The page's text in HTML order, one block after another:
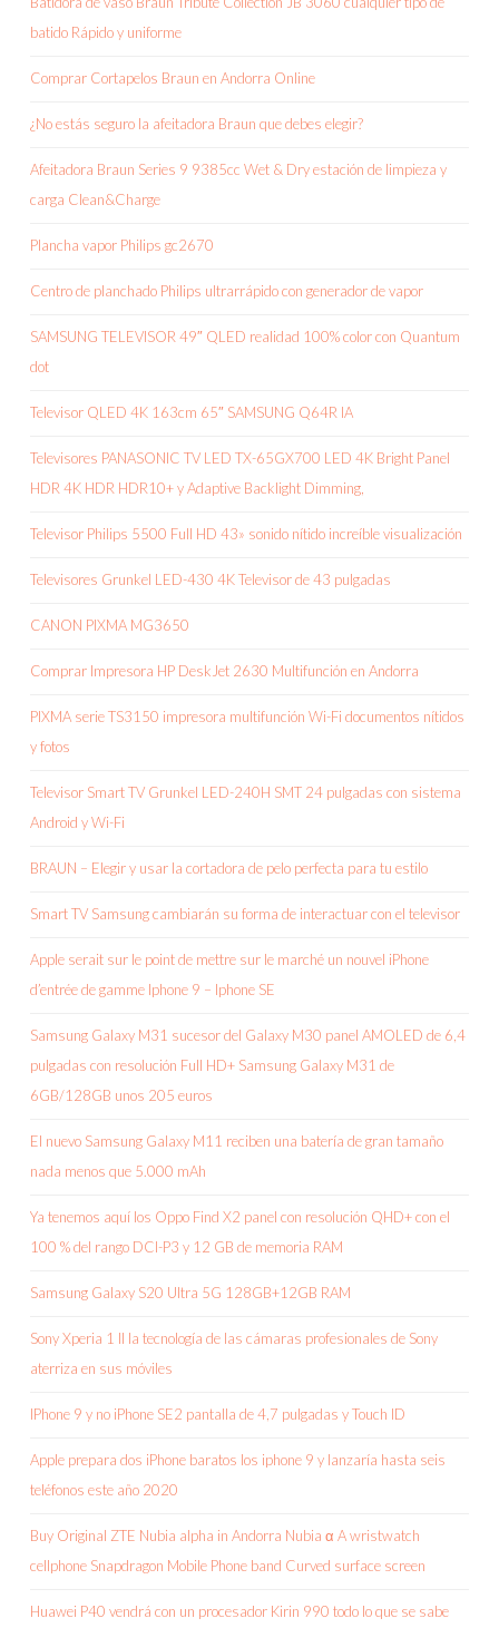
batido Rápido y uniforme
Comprar Cortapelos Braun en Andorra Online
¿No estás seguro la afeitadora Braun que debes elegir?
Afeitadora Braun Series 9 9385cc Wet & Dry estación de limpieza y
carga Clean&Charge
Plancha vapor Philips gc2670
Centro de planchado Philips ultrarrápido con generador de vapor
SAMSUNG TELEVISOR 49″ QLED realidad 100% color con Quantum
dot
Televisor QLED 4K 163cm 65″ SAMSUNG Q64R IA
Televisores PANASONIC TV LED TX-65GX700 LED 4K Bright Panel
HDR 4K HDR HDR10+ y Adaptive Backlight Dimming,
Televisor Philips 5500 Full HD 43» sonido nítido increíble visualización
Televisores Grunkel LED-430 4K Televisor de 43 pulgadas
CANON PIXMA MG3650
Comprar Impresora HP DeskJet 2630 Multifunción en Andorra
PIXMA serie TS3150 impresora multifunción Wi-Fi documentos nítidos
y fotos
Televisor Smart TV Grunkel LED-240H SMT 24 pulgadas con sistema
Android y Wi-Fi
BRAUN – Elegir y usar la cortadora de pelo perfecta para tu estilo
Smart TV Samsung cambiarán su forma de interactuar con el televisor
Apple serait sur le point de mettre sur le marché un nouvel iPhone
d’entrée de gamme Iphone 9 – Iphone SE
Samsung Galaxy M31 sucesor del Galaxy M30 panel AMOLED de 6,4
pulgadas con resolución Full HD+ Samsung Galaxy M31 de
6GB/128GB unos 205 euros
El nuevo Samsung Galaxy M11 reciben una batería de gran tamaño
nada menos que 5.000 mAh
Ya tenemos aquí los Oppo Find X2 panel con resolución QHD+ con el
100 % del rango DCI-P3 y 12 GB de memoria RAM
Samsung Galaxy S20 Ultra 5G 128GB+12GB RAM
Sony Xperia 1 II la tecnología de las cámaras profesionales de Sony
aterriza en sus móviles
IPhone 9 y no iPhone SE2 pantalla de 4,7 pulgadas y Touch ID
Apple prepara dos iPhone baratos los iphone 9 y lanzaría hasta seis
teléfonos este año 2020
Buy Original ZTE Nubia alpha in Andorra Nubia α A wristwatch
cellphone Snapdragon Mobile Phone band Curved surface screen
Huawei P40 vendrá con un procesador Kirin 990 todo lo que se sabe